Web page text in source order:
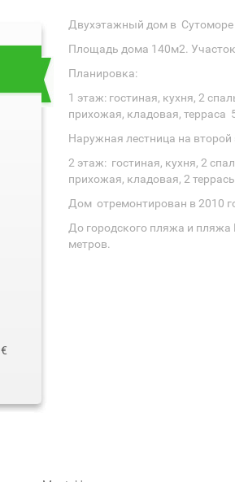
Двухэтажный дом в Сутоморе
Площадь дома 140м2.
Планировка:
1 этаж: гостиная, кухня, 2
прихожая, кладовая, терраса
Наружная лестница на второй
2 этаж: гостиная, кухня, 2
прихожая, кладовая, 2
Дом отремонтирован в 2010
До городского пляжа и
метров.